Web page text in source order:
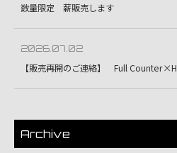
数量限定 薪販売します
2026.07.02
【販売再開のご連絡】 Full
Archive